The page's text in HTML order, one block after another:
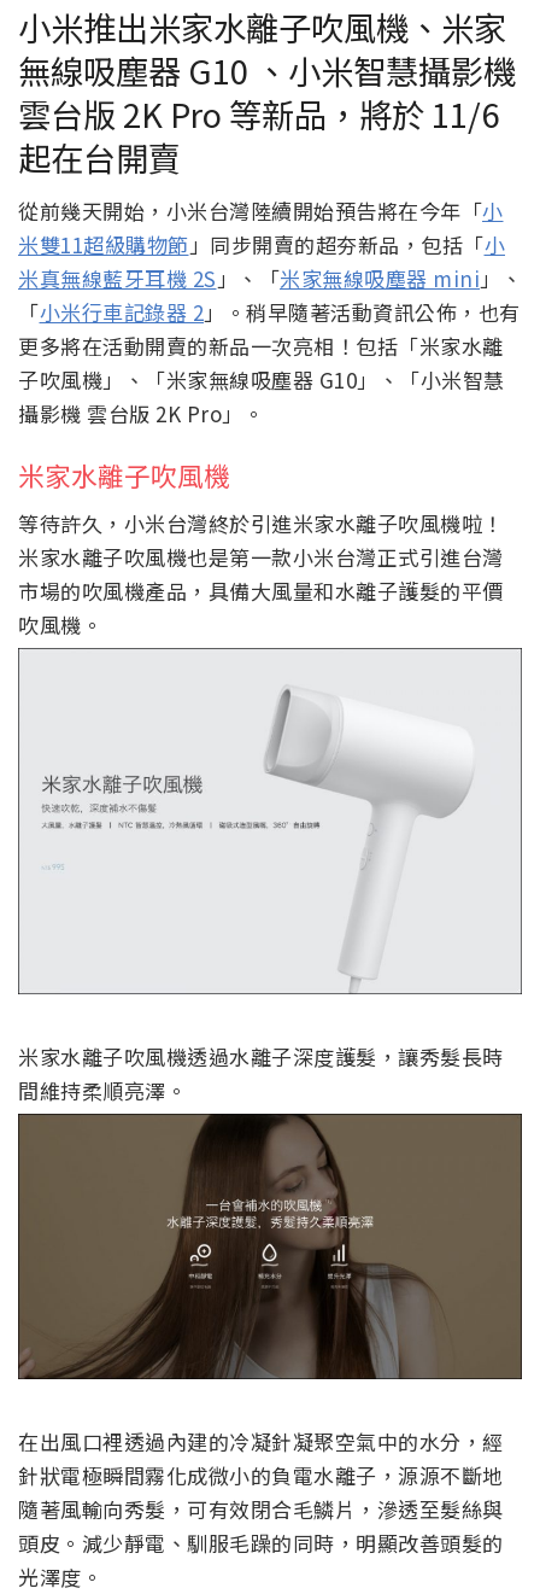
小米推出米家水離子吹風機、米家
無線吸塵器 G10 、小米智慧攝影機
雲台版 2K Pro 等新品，將於 11/6
起在台開賣
從前幾天開始，小米台灣陸續開始預告將在今年「小
米雙11超級購物節」同步開賣的超夯新品，包括「小
米真無線藍牙耳機 2S」、「米家無線吸塵器 mini」、
「小米行車記錄器 2」。稍早隨著活動資訊公佈，也有
更多將在活動開賣的新品一次亮相！包括「米家水離
子吹風機」、「米家無線吸塵器 G10」、「小米智慧
攝影機 雲台版 2K Pro」。
米家水離子吹風機
等待許久，小米台灣終於引進米家水離子吹風機啦！
米家水離子吹風機也是第一款小米台灣正式引進台灣
市場的吹風機產品，具備大風量和水離子護髮的平價
吹風機。
米家水離子吹風機透過水離子深度護髮，讓秀髮長時
間維持柔順亮澤。
在出風口裡透過內建的冷凝針凝聚空氣中的水分，經
針狀電極瞬間霧化成微小的負電水離子，源源不斷地
隨著風輸向秀髮，可有效閉合毛鱗片，滲透至髮絲與
頭皮。減少靜電、馴服毛躁的同時，明顯改善頭髮的
光澤度。